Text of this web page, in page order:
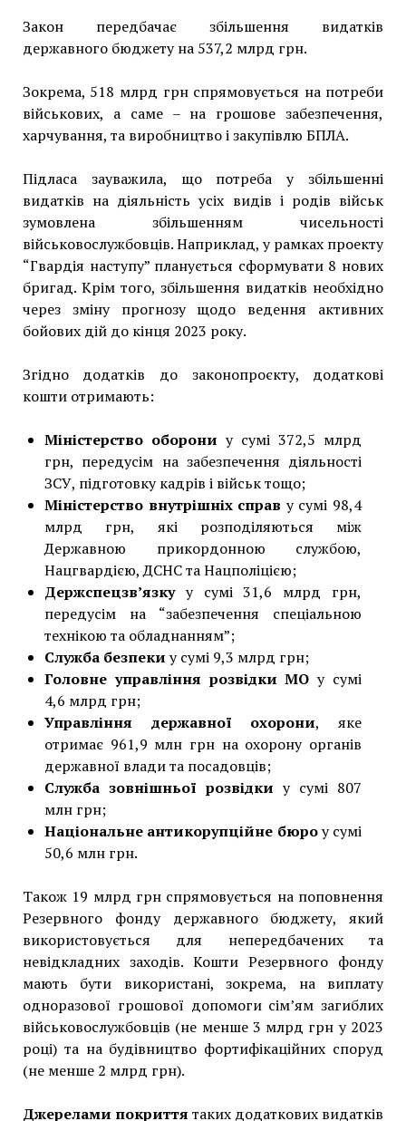
Закон передбачає збільшення видатків
державного бюджету на 537,2 млрд грн.
Зокрема, 518 млрд грн спрямовується на потреби
військових, а саме – на грошове забезпечення,
харчування, та виробництво і закупівлю БПЛА.
Підласа зауважила, що потреба у збільшенні
видатків на діяльність усіх видів і родів військ
зумовлена збільшенням чисельності
військовослужбовців. Наприклад, у рамках проекту
“Гвардія наступу” планується сформувати 8 нових
бригад. Крім того, збільшення видатків необхідно
через зміну прогнозу щодо ведення активних
бойових дій до кінця 2023 року.
Згідно додатків до законопроєкту, додаткові
кошти отримають:
Міністерство оборони у сумі 372,5 млрд
грн, передусім на забезпечення діяльності
ЗСУ, підготовку кадрів і військ тощо;
Міністерство внутрішніх справ у сумі 98,4
млрд грн, які розподіляються між
Державною прикордонною службою,
Нацгвардією, ДСНС та Нацполіцією;
Держспецзв’язкуу сумі 31,6 млрд грн,
передусім на “забезпечення спеціальною
технікою та обладнанням”;
Служба безпеки у сумі 9,3 млрд грн;
Головне управління розвідки МО у сумі
4,6 млрд грн;
Управління державної охорони, яке
отримає 961,9 млн грн на охорону органів
державної влади та посадовців;
Служба зовнішньої розвідки у сумі 807
млн грн;
Національне антикорупційне бюроу сумі
50,6 млн грн.
Також 19 млрд грн спрямовується на поповнення
Резервного фонду державного бюджету, який
використовується для непередбачених та
невідкладних заходів. Кошти Резервного фонду
мають бути використані, зокрема, на виплату
одноразової грошової допомоги сім’ям загиблих
військовослужбовців (не менше 3 млрд грн у 2023
році) та на будівництво фортифікаційних споруд
(не менше 2 млрд грн).
Джерелами покриття таких додаткових видатків